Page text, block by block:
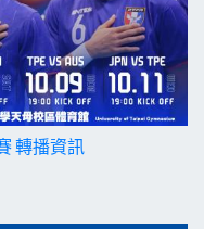
轉播資訊